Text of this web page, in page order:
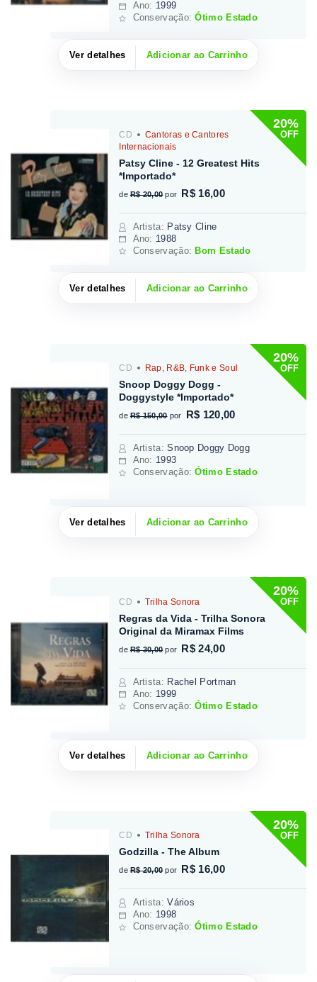
Ano: 1999
Conservação:Ótimo Estado
Ver detalhes Adicionar ao Carrinho
20%
OFF
CD
Cantoras e Cantores
Internacionais
Patsy Cline - 12 Greatest Hits
*Importado*
de R$ 20,00 por R$ 16,00
Artista: Patsy Cline
Ano: 1988
Conservação:Bom Estado
Ver detalhes Adicionar ao Carrinho
20%
OFF
CD Rap, R&B, Funk e Soul
Snoop Doggy Dogg -
Doggystyle *Importado*
de R$ 150,00 por R$ 120,00
Artista:Snoop Doggy Dogg
Ano: 1993
Conservação:Ótimo Estado
Ver detalhes Adicionar ao Carrinho
20%
OFF
CD Trilha Sonora
Regras da Vida - Trilha Sonora
Original da Miramax Films
de R$ 30,00 por R$ 24,00
Artista: Rachel Portman
Ano: 1999
Conservação:Ótimo Estado
Ver detalhes Adicionar ao Carrinho
20%
OFF
CD Trilha Sonora
Godzilla - The Album
de R$ 20,00 por R$ 16,00
Artista:Vários
Ano: 1998
Conservação:Ótimo Estado